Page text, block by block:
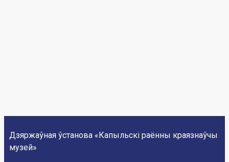
Дзяржаўная ўстанова «Капыльскі раённы краязнаўчы
музей»